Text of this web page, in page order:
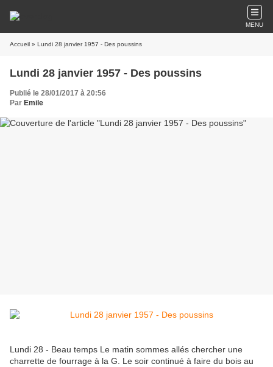
MENU
Accueil » Lundi 28 janvier 1957 - Des poussins
Lundi 28 janvier 1957 - Des poussins
Publié le 28/01/2017 à 20:56
Par Emile
Lundi 28 - Beau temps Le matin sommes allés chercher une
charrette de fourrage à la G. Le soir continué à faire du bois au